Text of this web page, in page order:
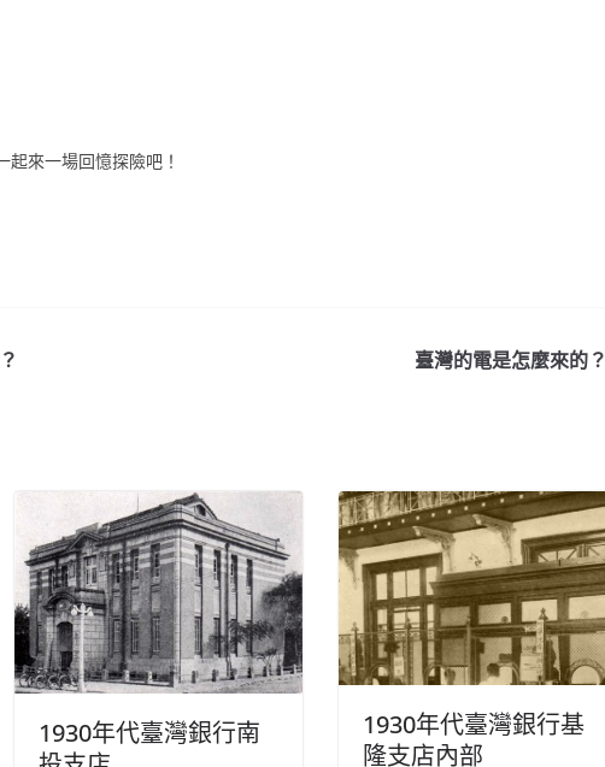
起來一場回憶探險吧！
臺灣的電是怎麼來的？
1930年代臺灣銀行南
1930年代臺灣銀行基
隆支店內部